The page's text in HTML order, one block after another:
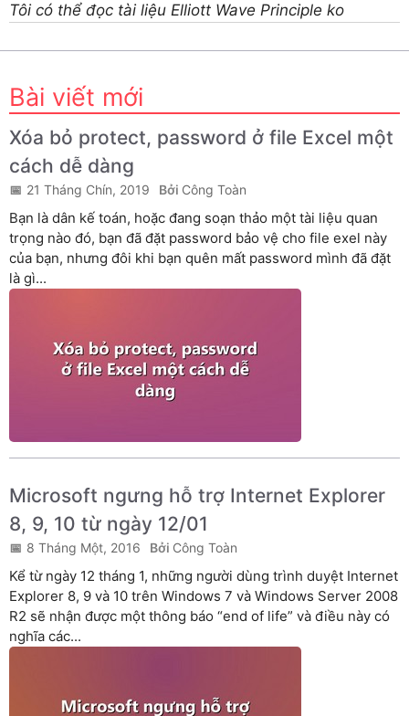
Tôi có thể đọc tài liệu Elliott Wave Principle ko
Bài viết mới
Xóa bỏ protect, password ở file Excel một
cách dễ dàng
21 Tháng Chín, 2019 Công Toàn
Bạn là dân kế toán, hoặc đang soạn thảo một tài liệu quan
trọng nào đó, bạn đã đặt password bảo vệ cho file exel này
của bạn, nhưng đôi khi bạn quên mất password mình đã đặt
là gì...
Microsoft ngưng hỗ trợ Internet Explorer
8, 9, 10 từ ngày 12/01
8 Tháng Một, 2016 Công Toàn
Kể từ ngày 12 tháng 1, những người dùng trình duyệt Internet
Explorer 8, 9 và 10 trên Windows 7 và Windows Server 2008
R2 sẽ nhận được một thông báo “end of life” và điều này có
nghĩa các...